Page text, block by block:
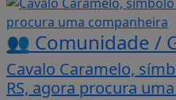
👥 Comunidade /
Cavalo Caramelo,
RS, agora procura